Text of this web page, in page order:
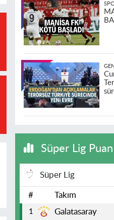
Süper Lig
Süper Lig
# Takım
1 Galatasaray